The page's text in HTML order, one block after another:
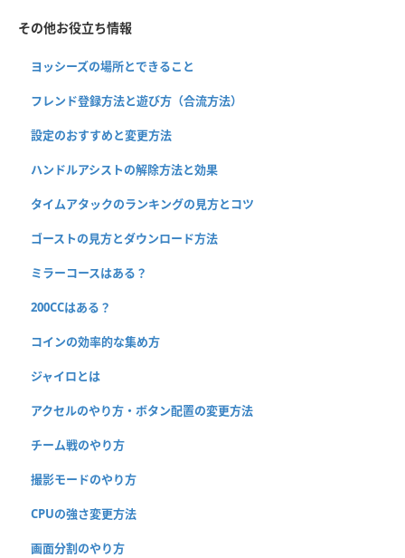
その他お役立ち情報
ヨッシーズの場所とできること
フレンド登録方法と遊び方（合流方法）
設定のおすすめと変更方法
ハンドルアシストの解除方法と効果
タイムアタックのランキングの見方とコツ
ゴーストの見方とダウンロード方法
ミラーコースはある？
200CCはある？
コインの効率的な集め方
ジャイロとは
アクセルのやり方・ボタン配置の変更方法
チーム戦のやり方
撮影モードのやり方
CPUの強さ変更方法
画面分割のやり方